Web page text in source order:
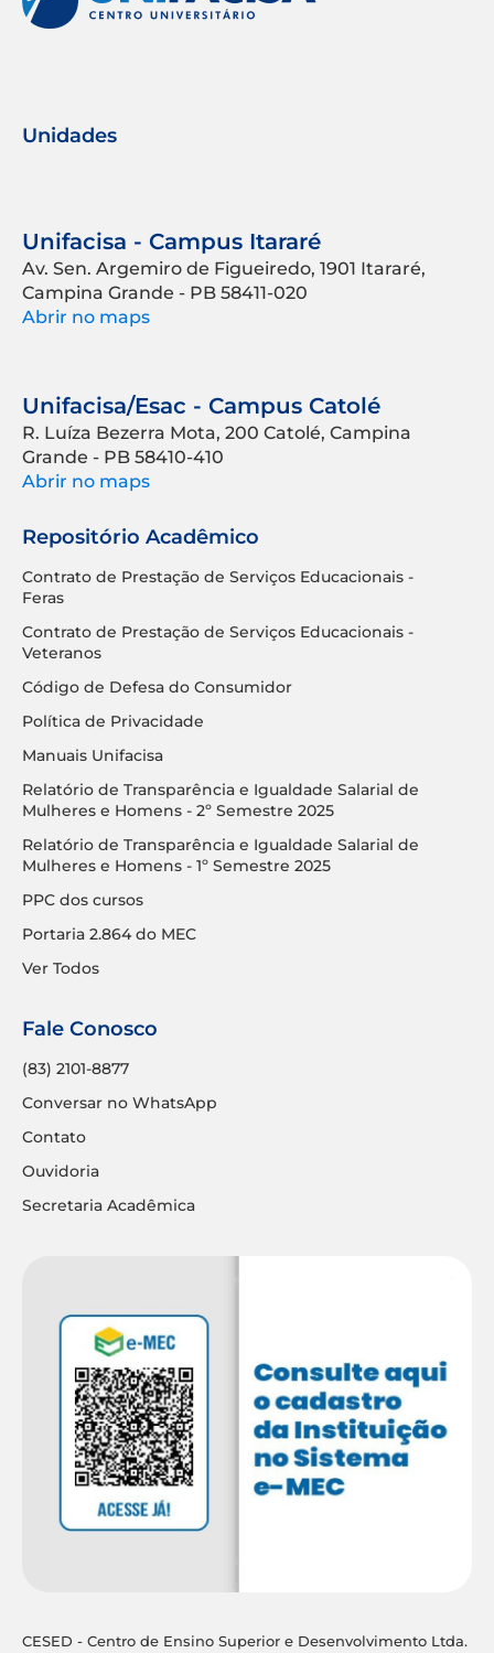
Unidades
Unifacisa - Campus Itararé
Av. Sen. Argemiro de Figueiredo, 1901 Itararé,
Campina Grande - PB 58411-020
Abrir no maps
Unifacisa/Esac - Campus Catolé
R. Luíza Bezerra Mota, 200 Catolé, Campina
Grande - PB 58410-410
Abrir no maps
Repositório Acadêmico
Contrato de Prestação de Serviços Educacionais -
Feras
Contrato de Prestação de Serviços Educacionais -
Veteranos
Código de Defesa do Consumidor
Política de Privacidade
Manuais Unifacisa
Relatório de Transparência e Igualdade Salarial de
Mulheres e Homens - 2º Semestre 2025
Relatório de Transparência e Igualdade Salarial de
Mulheres e Homens - 1º Semestre 2025
PPC dos cursos
Portaria 2.864 do MEC
Ver Todos
Fale Conosco
(83) 2101-8877
Conversar no WhatsApp
Contato
Ouvidoria
Secretaria Acadêmica
CESED - Centro de Ensino Superior e Desenvolvimento Ltda.